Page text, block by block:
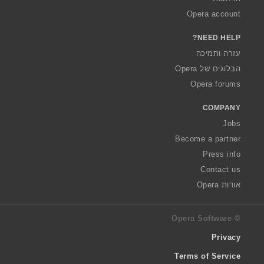
Opera account
NEED HELP?
עזרה ותמיכה
הבלוגים של Opera
Opera forums
COMPANY
Jobs
Become a partner
Press info
Contact us
אודות Opera
© Opera Software
Privacy
Terms of Service